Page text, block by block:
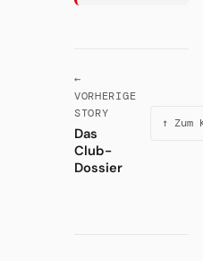
←
VORHERIGE
STORY
Das
Club-
Dossier
↑